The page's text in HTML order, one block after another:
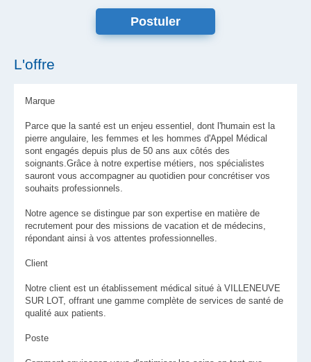
L'offre
Marque
Parce que la santé est un enjeu essentiel, dont l'humain est la
pierre angulaire, les femmes et les hommes d'Appel Médical
sont engagés depuis plus de 50 ans aux côtés des
soignants.Grâce à notre expertise métiers, nos spécialistes
sauront vous accompagner au quotidien pour concrétiser vos
souhaits professionnels.
Notre agence se distingue par son expertise en matière de
recrutement pour des missions de vacation et de médecins,
répondant ainsi à vos attentes professionnelles.
Client
Notre client est un établissement médical situé à VILLENEUVE
SUR LOT, offrant une gamme complète de services de santé de
qualité aux patients.
Poste